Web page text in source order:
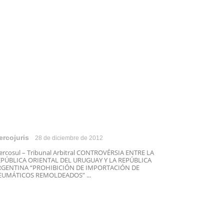
28 de diciembre de 2012
– Tribunal Arbitral CONTROVÉRSIA ENTRE LA
ORIENTAL DEL URUGUAY Y LA REPÚBLICA
“PROHIBICIÓN DE IMPORTACIÓN DE
REMOLDEADOS” ...